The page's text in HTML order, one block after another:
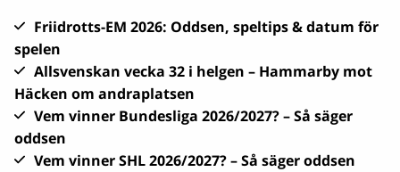
Friidrotts-EM 2026: Oddsen, speltips & datum för
spelen
Allsvenskan vecka 32 i helgen – Hammarby mot
Häcken om andraplatsen
Vem vinner Bundesliga 2026/2027? – Så säger
oddsen
Vem vinner SHL 2026/2027? – Så säger oddsen